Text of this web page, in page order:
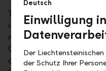
The bond issued by LLB
investors. This keen
reputation on the
CEO Gabriel Brenna
of 18.8 per cent and
Deutsch
Einwilligung
Der
der Schutz Ihrer